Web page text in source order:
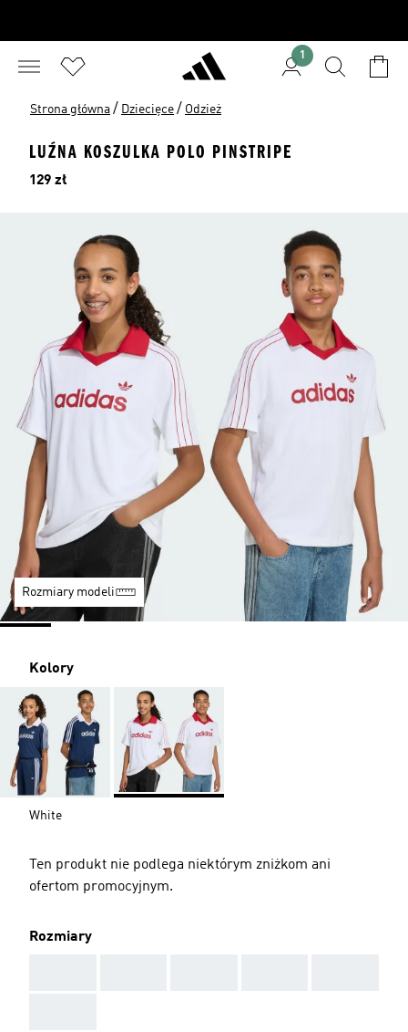
1
Strona główna / Dziecięce / Odzież
LUŹNA KOSZULKA POLO PINSTRIPE
Cena
129 zł
Rozmiary modeli
Kolory
White
Ten produkt nie podlega niektórym zniżkom ani
ofertom promocyjnym.
Rozmiary